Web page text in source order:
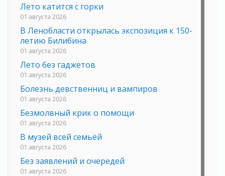
Лето катится с горки
01 августа 2026
В Ленобласти открылась экспозиция к 150-
летию Билибина
01 августа 2026
Лето без гаджетов
01 августа 2026
Болезнь девственниц и вампиров
01 августа 2026
Безмолвный крик о помощи
01 августа 2026
В музей всей семьёй
01 августа 2026
Без заявлений и очередей
01 августа 2026